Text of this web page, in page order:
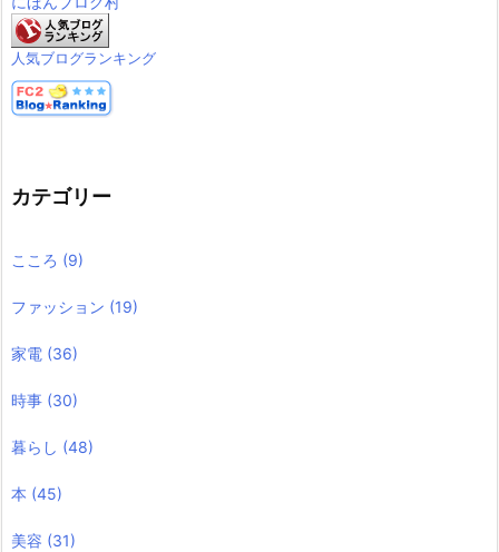
人気ブログランキング
カテゴリー
こころ (9)
ファッション (19)
家電 (36)
時事 (30)
暮らし (48)
本 (45)
美容 (31)